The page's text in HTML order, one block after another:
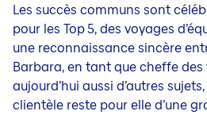
Les succès communs sont
pour les Top 5, des voyages
une reconnaissance sincère
Barbara, en tant que cheffe des
aujourd’hui aussi d’autres
clientèle reste pour elle d’une